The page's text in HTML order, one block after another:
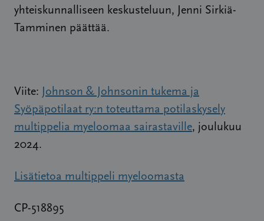
yhteiskunnalliseen keskusteluun, Jenni Sirkiä-
Tamminen päättää.
Viite:
Johnson & Johnsonin tukema ja
Syöpäpotilaat ry:n toteuttama potilaskysely
multippelia myeloomaa sairastaville, joulukuu
2024.
Lisätietoa multippeli myeloomasta
CP-518895